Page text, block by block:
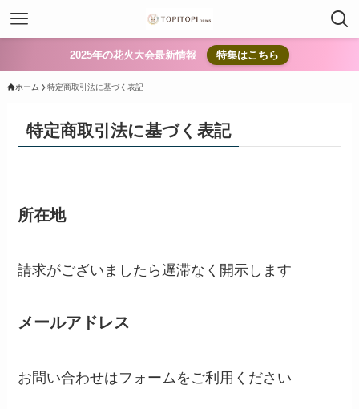
2025年の花火大会最新情報 特集はこちら
ホーム 特定商取引法に基づく表記
特定商取引法に基づく表記
所在地
請求がございましたら遅滞なく開示します
メールアドレス
お問い合わせはフォームをご利用ください